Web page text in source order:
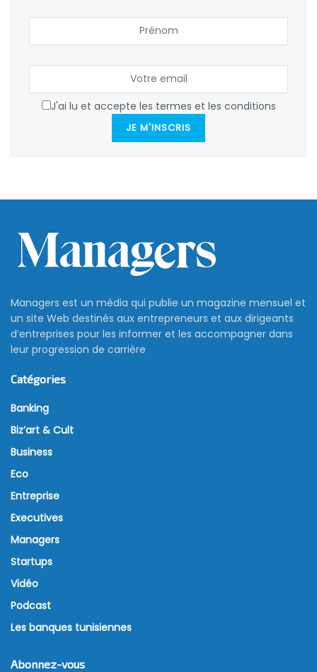
J'ai lu et accepte les termes et les conditions
JE M'INSCRIS
Managers est un média qui publie un magazine mensuel et
un site Web destinés aux entrepreneurs et aux dirigeants
d’entreprises pour les informer et les accompagner dans
leur progression de carrière
Catégories
Banking
Biz’art & Cult
Business
Eco
Entreprise
Executives
Managers
Startups
Vidéo
Podcast
Les banques tunisiennes
Abonnez-vous